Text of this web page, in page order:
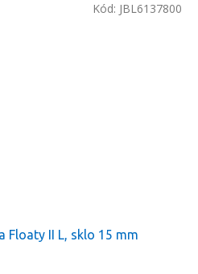
Floaty II L, sklo 15 mm
Kód: JBL6137800